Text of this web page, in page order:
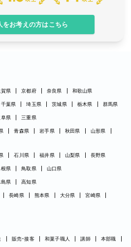
をお考えの方はこちら
賀県 京都府 奈良県 和歌山県
千葉県 埼玉県 茨城県 栃木県 群馬県
阜県 三重県
青森県 岩手県 秋田県
山形県
石川県 福井県 山梨県 長野県
根県 鳥取県 山口県
島県 高知県
長崎県 熊本県 大分県
宮崎県
販売・接客 和菓子職人 講師 本部職